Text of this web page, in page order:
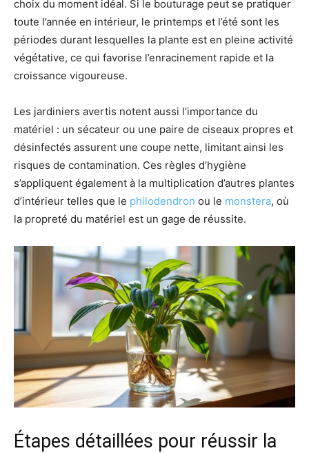
choix du moment idéal. Si le bouturage peut se pratiquer
toute l’année en intérieur, le printemps et l’été sont les
périodes durant lesquelles la plante est en pleine activité
végétative, ce qui favorise l’enracinement rapide et la
croissance vigoureuse.
Les jardiniers avertis notent aussi l’importance du
matériel : un sécateur ou une paire de ciseaux propres et
désinfectés assurent une coupe nette, limitant ainsi les
risques de contamination. Ces règles d’hygiène
s’appliquent également à la multiplication d’autres plantes
d’intérieur telles que le philodendron ou le monstera, où
la propreté du matériel est un gage de réussite.
Étapes détaillées pour réussir la